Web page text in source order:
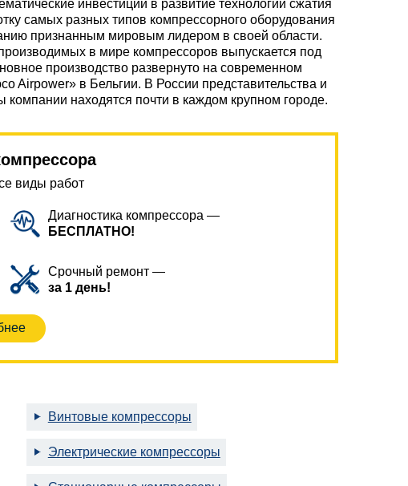
инвестиции в развитие технологии сжатия
самых разных типов компрессорного оборудования
признанным мировым лидером в своей области.
в мире компрессоров выпускается под
производство развернуто на современном
Airpower» в Бельгии. В России представительства и
компании находятся почти в каждом крупном городе.
виды работ
Диагностика компрессора —
БЕСПЛАТНО!
Срочный ремонт —
за 1 день!
Винтовые компрессоры
Электрические компрессоры